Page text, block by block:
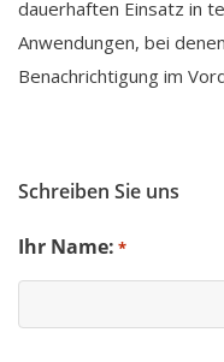
dauerhaften Einsatz in
Anwendungen, bei
Benachrichtigung im
Schreiben Sie uns
Ihr Name: *